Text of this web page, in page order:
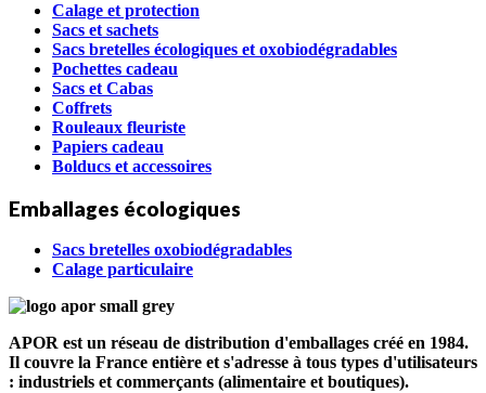
Calage et protection
Sacs et sachets
Sacs bretelles écologiques et oxobiodégradables
Pochettes cadeau
Sacs et Cabas
Coffrets
Rouleaux fleuriste
Papiers cadeau
Bolducs et accessoires
Emballages écologiques
Sacs bretelles oxobiodégradables
Calage particulaire
APOR est un réseau de distribution d'emballages créé en 1984.
Il couvre la France entière et s'adresse à tous types d'utilisateurs
: industriels et commerçants (alimentaire et boutiques).